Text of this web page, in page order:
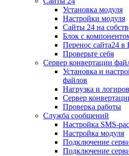
Установка модуля
Настройки модуля
Сайты 24 на
Блок с
Перенос сайта24 в
Проверьте себя
Сервер конвертации
Установка и
файлов
Нагрузка и
Сервер
Проверка работы
Служба сообщений
Настройка SMS-
Настройка модуля
Подключение
Подключение